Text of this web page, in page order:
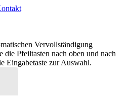
Vervollständigung
die Pfeiltasten nach oben und nach
Eingabetaste zur Auswahl.